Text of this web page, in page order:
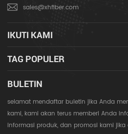
sales@xhfiber.com
IKUTI KAMI
TAG POPULER
BULETIN
selamat mendaftar buletin jika Anda
kami, kami akan terus memberi Anda
informasi produk, dan promosi kami jika